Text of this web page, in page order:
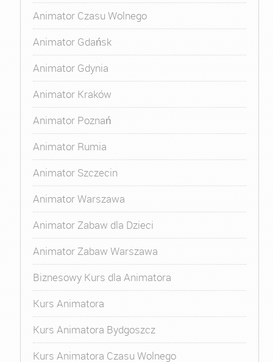
Animator Czasu Wolnego
Animator Gdańsk
Animator Gdynia
Animator Kraków
Animator Poznań
Animator Rumia
Animator Szczecin
Animator Warszawa
Animator Zabaw dla Dzieci
Animator Zabaw Warszawa
Biznesowy Kurs dla Animatora
Kurs Animatora
Kurs Animatora Bydgoszcz
Kurs Animatora Czasu Wolnego